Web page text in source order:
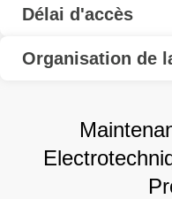
Délai d'accès
Organisation de